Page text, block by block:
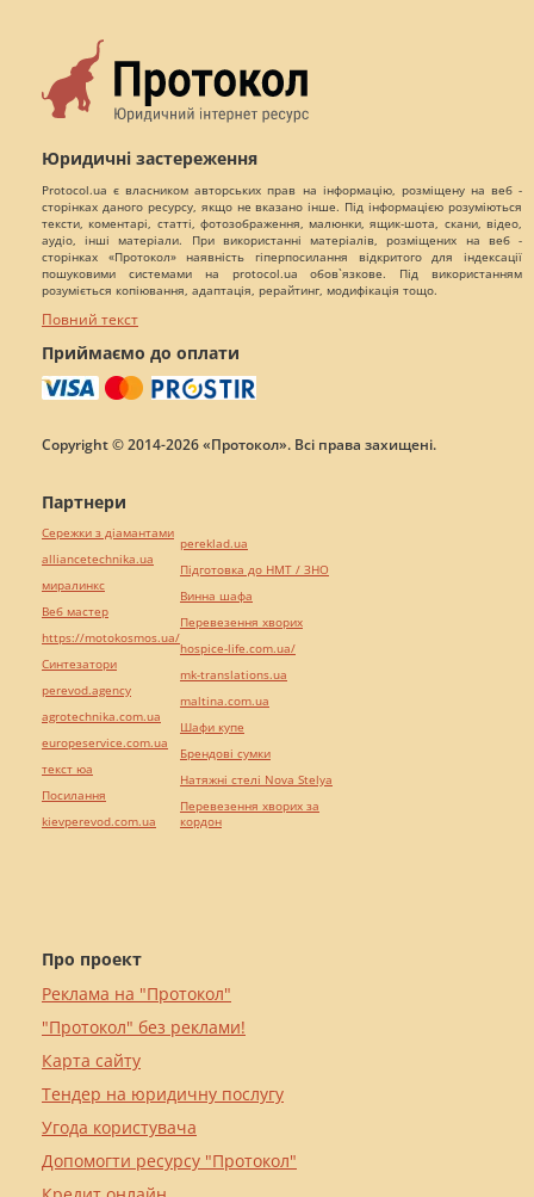
Юридичні застереження
Protocol.ua є власником авторських прав на інформацію, розміщену на веб -
сторінках даного ресурсу, якщо не вказано інше. Під інформацією розуміються
тексти, коментарі, статті, фотозображення, малюнки, ящик-шота, скани, відео,
аудіо, інші матеріали. При використанні матеріалів, розміщених на веб -
сторінках «Протокол» наявність гіперпосилання відкритого для індексації
пошуковими системами на protocol.ua обов`язкове. Під використанням
розуміється копіювання, адаптація, рерайтинг, модифікація тощо.
Повний текст
Приймаємо до оплати
Copyright © 2014-2026 «Протокол». Всі права захищені.
Про проект
Реклама на "Протокол"
"Протокол" без реклами!
Карта сайту
Тендер на юридичну послугу
Угода користувача
Допомогти ресурсу "Протокол"
Партнери
Сережки з діамантами
alliancetechnika.ua
миралинкс
Веб мастер
https://motokosmos.ua/
Синтезатори
perevod.agency
agrotechnika.com.ua
europeservice.com.ua
текст юа
Посилання
kievperevod.com.ua
pereklad.ua
Підготовка до НМТ / ЗНО
Винна шафа
Перевезення хворих
hospice-life.com.ua/
mk-translations.ua
maltina.com.ua
Шафи купе
Брендові сумки
Натяжні стелі Nova Stelya
Перевезення хворих за
кордон